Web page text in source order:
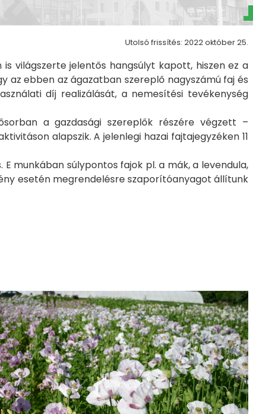
Utolsó frissítés: 2022 október 25.
világszerte jelentős hangsúlyt kapott, hiszen ez a
az ebben az ágazatban szereplő nagyszámú faj és
díj realizálását, a nemesítési tevékenység
a gazdasági szereplők részére végzett –
alapszik. A jelenlegi hazai fajtajegyzéken 11
munkában súlypontos fajok pl. a mák, a levendula,
esetén megrendelésre szaporítóanyagot állítunk